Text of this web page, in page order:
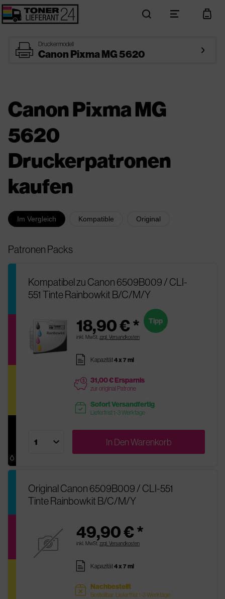
search menu cart
printer Druckermodell
Canon Pixma MG 5620 arrow_right
Canon Pixma MG
5620
Druckerpatronen
kaufen
Im Vergleich Kompatible Original
Patronen Packs
Kompatibel zu Canon 6509B009 / CLI-
551 Tinte Rainbowkit B/C/M/Y
18,90 € *
inkl. MwSt. zzgl. Versandkosten
Tipp
pages Kapazität4 x 7 ml
price 31,00 € Ersparnis
zur original Patrone
readytoship Sofort Versandfertig
Lieferfrist 1-3 Werktage
In DenWarenkorb
Original Canon 6509B009 / CLI-551
Tinte Rainbowkit B/C/M/Y
49,90 € *
inkl. MwSt. zzgl. Versandkosten
pages Kapazität4 x 7 ml
sold Nachbestellt
Bestellbar, Lieferfrist 1-3 Werktage